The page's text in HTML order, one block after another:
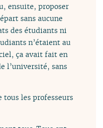
ensuite, proposer
sans aucune
des étudiants ni
n’étaient au
ça avait fait en
l’université, sans
tous les professeurs